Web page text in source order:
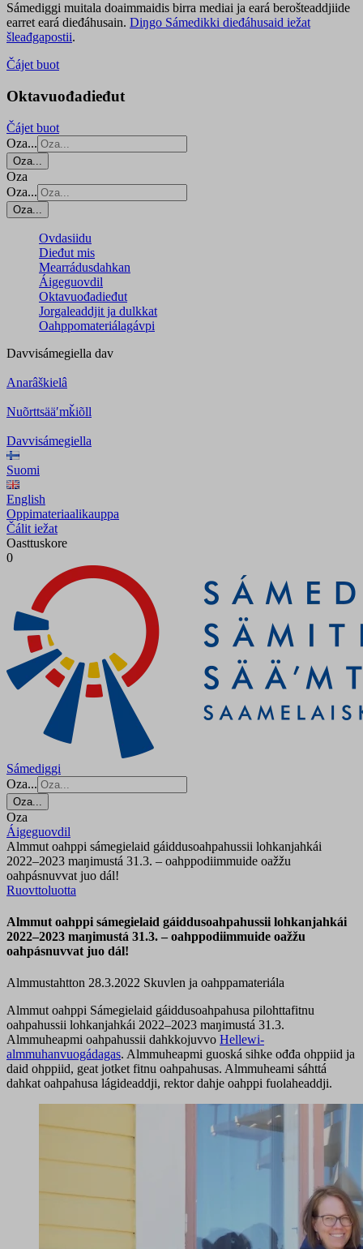
Sámediggi muitala doaimmaidis birra mediai ja eará berošteaddjiide
earret eará dieđáhusain. Diŋgo Sámedikki dieđáhusaid iežat
šleađgapostii.
Čájet buot
Oktavuođadieđut
Čájet buot
Oza...
Oza...
Oza
Oza...
Oza...
Ovdasiidu
Dieđut mis
Mearrádusdahkan
Áigeguovdil
Oktavuođadieđut
Jorgaleaddjit ja dulkkat
Oahppomateriálagávpi
Davvisámegiella dav
Anarâškielâ
Nuõrttsääʹmǩiõll
Davvisámegiella
Suomi
English
Oppimateriaalikauppa
Čálit iežat
Oasttuskore
0
Sámediggi
Oza...
Oza...
Oza
Áigeguovdil
Almmut oahppi sámegielaid gáiddusoahpahussii lohkanjahkái
2022–2023 maŋimustá 31.3. – oahppodiimmuide oažžu
oahpásnuvvat juo dál!
Ruovttoluotta
Almmut oahppi sámegielaid gáiddusoahpahussii lohkanjahkái
2022–2023 maŋimustá 31.3. – oahppodiimmuide oažžu
oahpásnuvvat juo dál!
Almmustahtton 28.3.2022 Skuvlen ja oahppamateriála
Almmut oahppi Sámegielaid gáiddusoahpahusa pilohttafitnu
oahpahussii lohkanjahkái 2022–2023 maŋimustá 31.3.
Almmuheapmi oahpahussii dahkkojuvvo Hellewi-
almmuhanvuogádagas. Almmuheapmi guoská sihke ođđa ohppiid ja
daid ohppiid, geat jotket fitnu oahpahusas. Almmuheami sáhttá
dahkat oahpahusa lágideaddji, rektor dahje oahppi fuolaheaddji.